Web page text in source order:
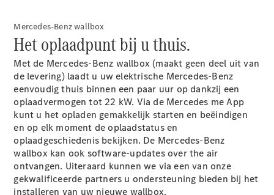
C-
Berline
EQE
Berline
Elektrisch
EQS
Berline
Elektrisch
E-Klasse
Berline
S-Klasse
S-Klasse
Lang
Mercedes-
Maybach S-
Mercedes-Benz wallbox
Het oplaadpunt bij u thuis.
Met de Mercedes-Benz wallbox (maakt geen deel uit van
de levering) laadt u uw elektrische Mercedes-Benz
eenvoudig thuis binnen een paar uur op dankzij een
oplaadvermogen tot 22 kW. Via de Mercedes me App
kunt u het opladen gemakkelijk starten en beëindigen
en op elk moment de oplaadstatus en
oplaadgeschiedenis bekijken. De Mercedes-Benz
wallbox kan ook software-updates over the air
ontvangen. Uiteraard kunnen we via een van onze
gekwalificeerde partners u ondersteuning bieden bij het
installeren van uw nieuwe wallbox.